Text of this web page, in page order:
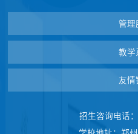
管理
教学
友情
招生咨询电话